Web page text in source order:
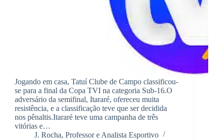
Jogando em casa, Tatuí Clube de Campo classificou-
se para a final da Copa TVI na categoria Sub-16.O
adversário da semifinal, Itararé, ofereceu muita
resistência, e a classificação teve que ser decidida
nos pênaltis.Itararé teve uma campanha de três
vitórias e…
J. Rocha, Professor e Analista Esportivo